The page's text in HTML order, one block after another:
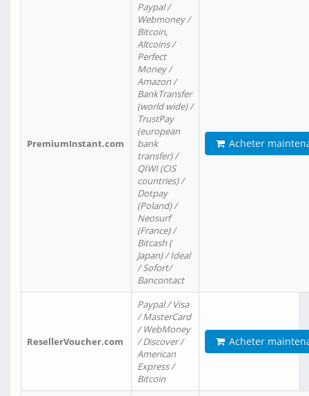
PremiumInstant.com
Paypal /
Webmoney /
Bitcoin,
Altcoins /
Perfect
Money /
Amazon /
BankTransfer
(world wide) /
TrustPay
(european
bank
transfer) /
QIWI (CIS
countries) /
Dotpay
(Poland) /
Neosurf
(France) /
Bitcash (
Japan) / Ideal
/ Sofort/
Bancontact
Acheter
ResellerVoucher.com
Paypal / Visa
/ MasterCard
/ WebMoney
/ Discover /
American
Express /
Bitcoin
Acheter